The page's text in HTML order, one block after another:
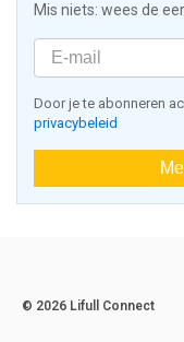
Mis niets: wees de
Door je te abonneren
privacybeleid
© 2026 Lifull Connect